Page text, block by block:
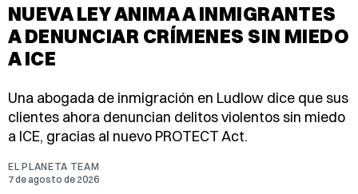
NUEVA LEY ANIMA A INMIGRANTES
A DENUNCIAR CRÍMENES SIN MIEDO
A ICE
Una abogada de inmigración en Ludlow dice que sus
clientes ahora denuncian delitos violentos sin miedo
a ICE, gracias al nuevo PROTECT Act.
EL PLANETA TEAM
7 de agosto de 2026